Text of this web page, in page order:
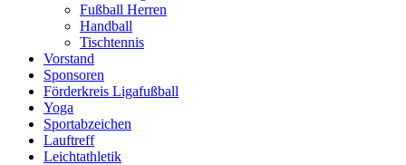
Fußball Herren
Handball
Tischtennis
Vorstand
Sponsoren
Förderkreis Ligafußball
Yoga
Sportabzeichen
Lauftreff
Leichtathletik